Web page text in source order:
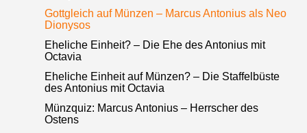
Gottgleich auf Münzen – Marcus Antonius als Neo
Dionysos
Eheliche Einheit? – Die Ehe des Antonius mit
Octavia
Eheliche Einheit auf Münzen? – Die Staffelbüste
des Antonius mit Octavia
Münzquiz: Marcus Antonius – Herrscher des
Ostens